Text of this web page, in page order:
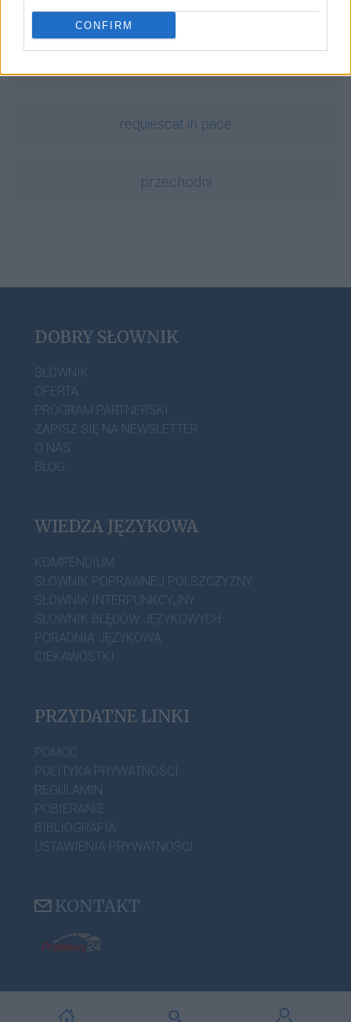
CONFIRM
lutnia
requiescat in pace
przechodni
DOBRY SŁOWNIK
SŁOWNIK
OFERTA
PROGRAM PARTNERSKI
ZAPISZ SIĘ NA NEWSLETTER
O NAS
BLOG
WIEDZA JĘZYKOWA
KOMPENDIUM
SŁOWNIK POPRAWNEJ POLSZCZYZNY
SŁOWNIK INTERPUNKCYJNY
SŁOWNIK BŁĘDÓW JĘZYKOWYCH
PORADNIA JĘZYKOWA
CIEKAWOSTKI
PRZYDATNE LINKI
POMOC
POLITYKA PRYWATNOŚCI
REGULAMIN
POBIERANIE
BIBLIOGRAFIA
USTAWIENIA PRYWATNOŚCI
KONTAKT